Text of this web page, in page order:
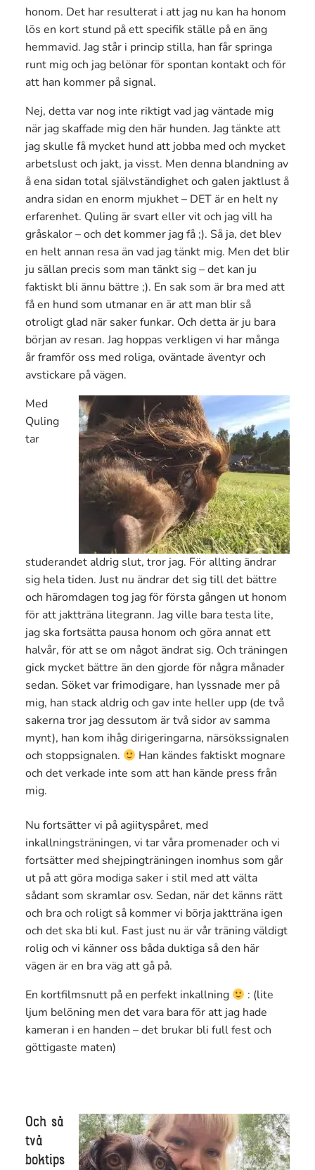
honom. Det har resulterat i att jag nu kan ha honom
lös en kort stund på ett specifik ställe på en äng
hemmavid. Jag står i princip stilla, han får springa
runt mig och jag belönar för spontan kontakt och för
att han kommer på signal.
Nej, detta var nog inte riktigt vad jag väntade mig
när jag skaffade mig den här hunden. Jag tänkte att
jag skulle få mycket hund att jobba med och mycket
arbetslust och jakt, ja visst. Men denna blandning av
å ena sidan total självständighet och galen jaktlust å
andra sidan en enorm mjukhet – DET är en helt ny
erfarenhet. Quling är svart eller vit och jag vill ha
gråskalor – och det kommer jag få ;). Så ja, det blev
en helt annan resa än vad jag tänkt mig. Men det blir
ju sällan precis som man tänkt sig – det kan ju
faktiskt bli ännu bättre ;). En sak som är bra med att
få en hund som utmanar en är att man blir så
otroligt glad när saker funkar. Och detta är ju bara
början av resan. Jag hoppas verkligen vi har många
år framför oss med roliga, oväntade äventyr och
avstickare på vägen.
Med
Quling
tar
studerandet aldrig slut, tror jag. För allting ändrar
sig hela tiden. Just nu ändrar det sig till det bättre
och häromdagen tog jag för första gången ut honom
för att jaktträna litegrann. Jag ville bara testa lite,
jag ska fortsätta pausa honom och göra annat ett
halvår, för att se om något ändrat sig. Och träningen
gick mycket bättre än den gjorde för några månader
sedan. Söket var frimodigare, han lyssnade mer på
mig, han stack aldrig och gav inte heller upp (de två
sakerna tror jag dessutom är två sidor av samma
mynt), han kom ihåg dirigeringarna, närsökssignalen
och stoppsignalen.
Han kändes faktiskt mognare
och det verkade inte som att han kände press från
mig.
Nu fortsätter vi på agiityspåret, med
inkallningsträningen, vi tar våra promenader och vi
fortsätter med shejpingträningen inomhus som går
ut på att göra modiga saker i stil med att välta
sådant som skramlar osv. Sedan, när det känns rätt
och bra och roligt så kommer vi börja jaktträna igen
och det ska bli kul. Fast just nu är vår träning väldigt
rolig och vi känner oss båda duktiga så den här
vägen är en bra väg att gå på.
En kortfilmsnutt på en perfekt inkallning
: (lite
ljum belöning men det vara bara för att jag hade
kameran i en handen – det brukar bli full fest och
göttigaste maten)
Och så
två
boktips